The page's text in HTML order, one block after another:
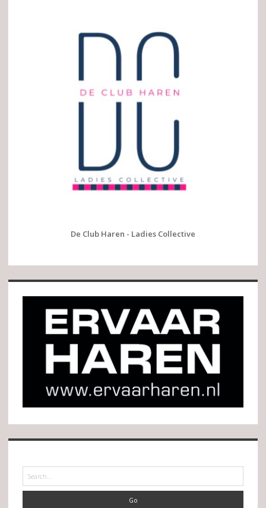
De Club Haren - Ladies Collective